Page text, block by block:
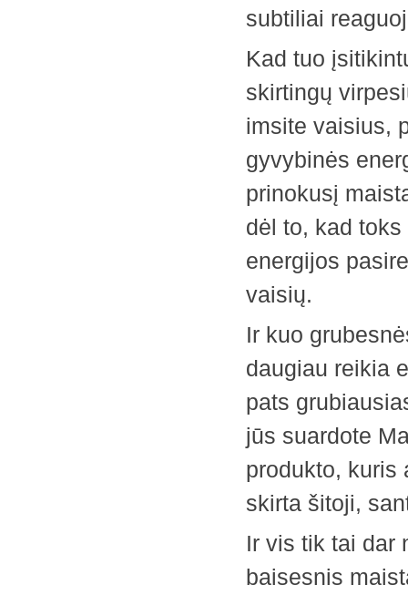
subtiliai
Kad tuo
skirtingų
imsite vaisius,
gyvybinės
prinokusį
dėl to, kad
energijos
vaisių.
Ir kuo
daugiau reikia
pats
jūs suardote
produkto, kuris
skirta šitoji,
Ir vis tik tai dar
baisesnis